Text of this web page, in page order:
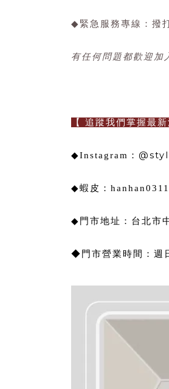
◆緊急服務專線 ：撥
有任何問題都歡迎加
【 追蹤我們掌握最新
◆Instagram ：
◆蝦皮： hanhan0311
◆門市地址： 台北市
◆門市營業時間： 週